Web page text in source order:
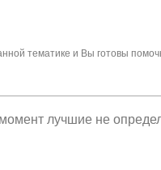
тематике и Вы готовы
лучшие не